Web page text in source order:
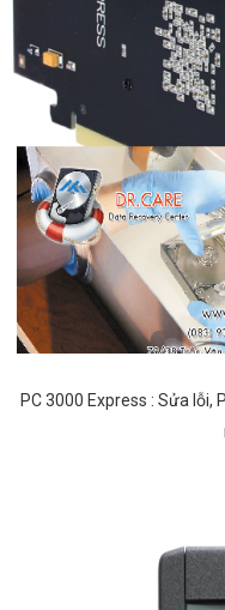
PC 3000 Express : Sửa lỗi,